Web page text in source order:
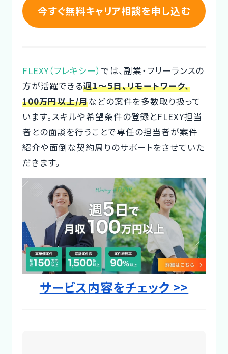
CTOインタビュー
Development method
フリーランス副業ノウハウ
Freelance Know-How
利用企業事例
Examples of companies
デザイナー
Designer
今すぐ無料キャリア相談を申し込む
FLEXY（フレキシー） では、副業・フリーランスの
方が活躍できる週1～5日、リモートワーク、
100万円以上/月などの案件を多数取り扱って
います。スキルや希望条件の登録とFLEXY担当
者との面談を行うことで専任の担当者が案件
紹介や面倒な契約周りのサポートをさせていた
だきます。
サービス内容をチェック >>